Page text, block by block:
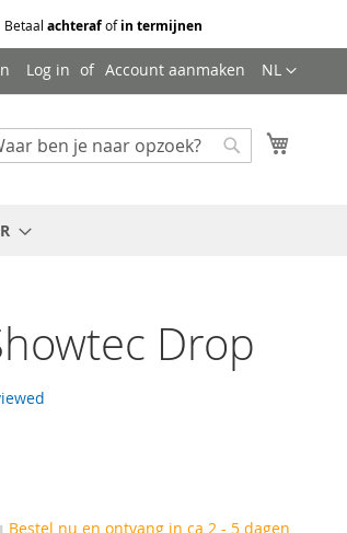
Betaal achterafofin termijnen
Taal
NL
Log in Account aanmaken
Drop
Bestel nu en ontvang in ca 2 - 5 dagen